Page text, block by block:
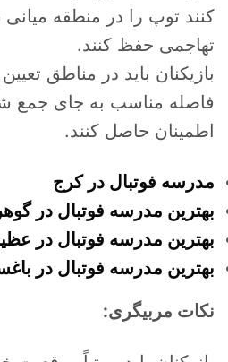
کنند توپ را در منطقه
تهاجمی حفظ کنند.
بازیکنان باید در مناطق
فاصله مناسب به جای جمع
اطمینان حاصل کنند.
مدرسه فوتبال در کرج
بهترین مدرسه فوتبال در
بهترین مدرسه فوتبال در
بهترین مدرسه فوتبال در
نکات مربیگری: